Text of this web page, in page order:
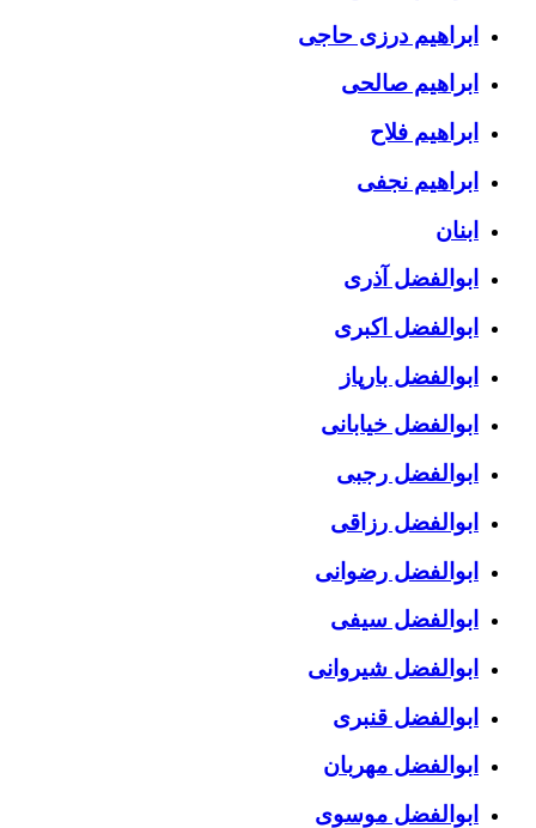
ابراهیم درزی حاجی
ابراهیم صالحی
ابراهیم فلاح
ابراهیم نجفی
ابنان
ابوالفضل آذری
ابوالفضل اکبری
ابوالفضل بارپاز
ابوالفضل خیابانی
ابوالفضل رجبی
ابوالفضل رزاقی
ابوالفضل رضوانی
ابوالفضل سیفی
ابوالفضل شیروانی
ابوالفضل قنبری
ابوالفضل مهربان
ابوالفضل موسوی